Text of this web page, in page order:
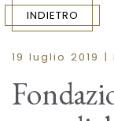
INDIETRO
19 luglio 2019 |